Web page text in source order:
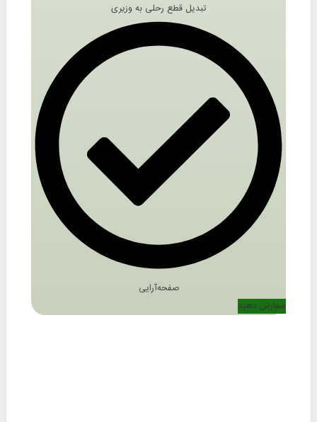
تبدیل قطع رحلی به وزیری
صفحه‌آرایی
سفارش دهید